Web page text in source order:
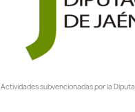
Actividades subvencionadas por la